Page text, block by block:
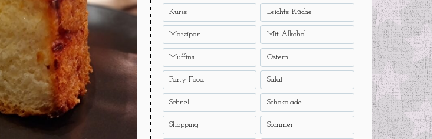
Kurse Leichte Küche
Marzipan Mit Alkohol
Muffins Ostern
Party-Food Salat
Schnell Schokolade
Shopping Sommer